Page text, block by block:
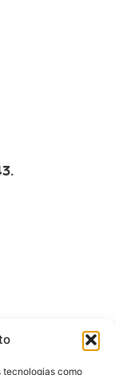
tecnologias como